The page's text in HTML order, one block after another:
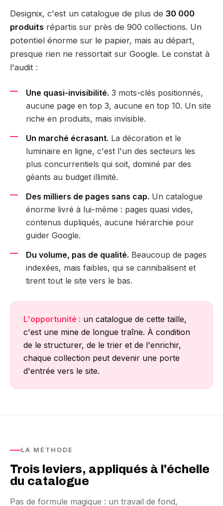
Designix, c'est un catalogue de plus de 30 000
produits répartis sur près de 900 collections. Un
potentiel énorme sur le papier, mais au départ,
presque rien ne ressortait sur Google. Le constat à
l'audit :
Une quasi-invisibilité. 3 mots-clés positionnés,
aucune page en top 3, aucune en top 10. Un site
riche en produits, mais invisible.
Un marché écrasant. La décoration et le
luminaire en ligne, c'est l'un des secteurs les
plus concurrentiels qui soit, dominé par des
géants au budget illimité.
Des milliers de pages sans cap. Un catalogue
énorme livré à lui-même : pages quasi vides,
contenus dupliqués, aucune hiérarchie pour
guider Google.
Du volume, pas de qualité. Beaucoup de pages
indexées, mais faibles, qui se cannibalisent et
tirent tout le site vers le bas.
L'opportunité : un catalogue de cette taille,
c'est une mine de longue traîne. À condition
de le structurer, de le trier et de l'enrichir,
chaque collection peut devenir une porte
d'entrée vers le site.
LA MÉTHODE
Trois leviers, appliqués à l'échelle
du catalogue
Pas de formule magique : un travail de fond,